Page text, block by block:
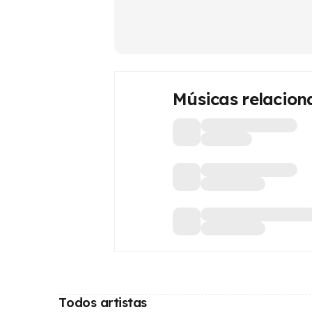
Músicas
Todos artistas